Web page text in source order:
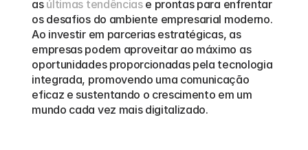
as últimas tendências e prontas para enfrentar
os desafios do ambiente empresarial moderno.
Ao investir em parcerias estratégicas, as
empresas podem aproveitar ao máximo as
oportunidades proporcionadas pela tecnologia
integrada, promovendo uma comunicação
eficaz e sustentando o crescimento em um
mundo cada vez mais digitalizado.